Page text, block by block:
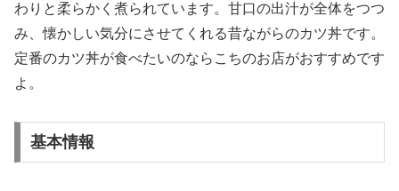
わりと柔らかく煮られています。甘口の出汁が全体をつつ
み、懐かしい気分にさせてくれる昔ながらのカツ丼です。
定番のカツ丼が食べたいのならこちのお店がおすすめです
よ。
基本情報